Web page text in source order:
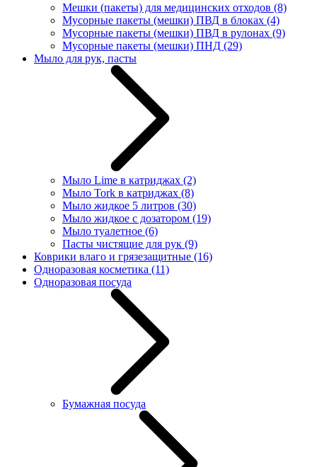
Мешки (пакеты) для медицинских отходов (8)
Мусорные пакеты (мешки) ПВД в блоках (4)
Мусорные пакеты (мешки) ПВД в рулонах (9)
Мусорные пакеты (мешки) ПНД (29)
Мыло для рук, пасты
Мыло Lime в катриджах (2)
Мыло Tork в катриджах (8)
Мыло жидкое 5 литров (30)
Мыло жидкое с дозатором (19)
Мыло туалетное (6)
Пасты чистящие для рук (9)
Коврики влаго и грязезащитные (16)
Одноразовая косметика (11)
Одноразовая посуда
Бумажная посуда